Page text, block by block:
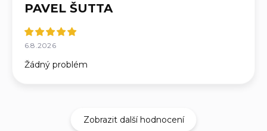
PAVEL ŠUTTA
6.8.2026
Žádný problém
Zobrazit další hodnocení